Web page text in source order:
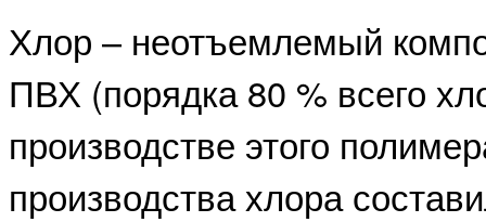
Хлор – неотъемлемый
ПВХ (порядка 80 % всего
производстве этого
производства хлора